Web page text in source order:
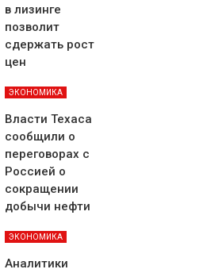
в лизинге
позволит
сдержать рост
цен
ЭКОНОМИКА
Власти Техаса
сообщили о
переговорах с
Россией о
сокращении
добычи нефти
ЭКОНОМИКА
Аналитики